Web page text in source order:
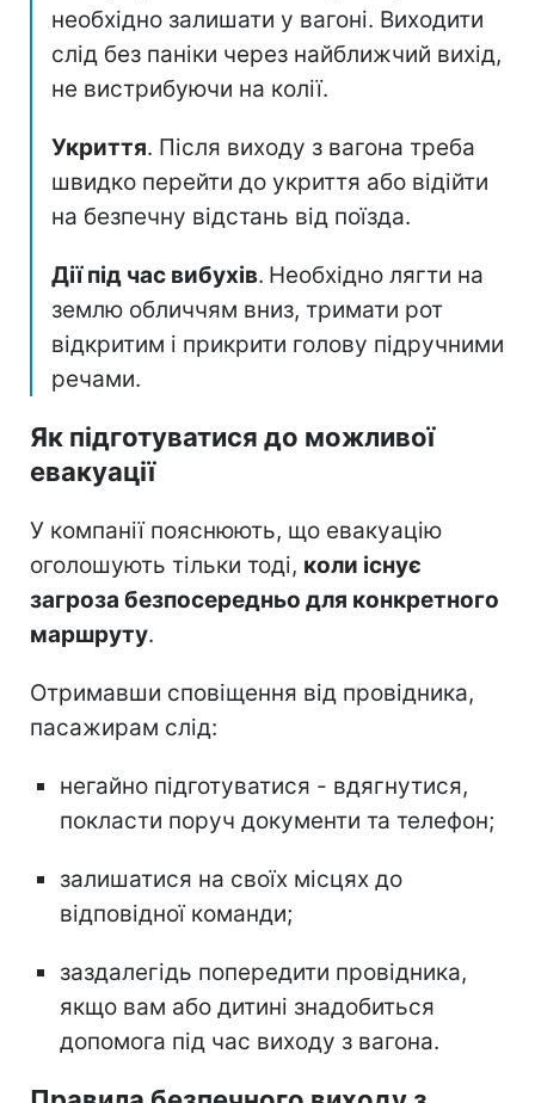
необхідно залишати у вагоні. Виходити
слід без паніки через найближчий вихід,
не вистрибуючи на колії.
Укриття. Після виходу з вагона треба
швидко перейти до укриття або відійти
на безпечну відстань від поїзда.
Дії під час вибухів. Необхідно лягти на
землю обличчям вниз, тримати рот
відкритим і прикрити голову підручними
речами.
Як підготуватися до можливої
евакуації
У компанії пояснюють, що евакуацію
оголошують тільки тоді, коли існує
загроза безпосередньо для конкретного
маршруту.
Отримавши сповіщення від провідника,
пасажирам слід:
негайно підготуватися - вдягнутися,
покласти поруч документи та телефон;
залишатися на своїх місцях до
відповідної команди;
заздалегідь попередити провідника,
якщо вам або дитині знадобиться
допомога під час виходу з вагона.